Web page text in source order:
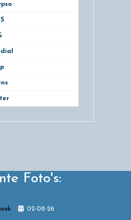
Foto's:
02-08-26